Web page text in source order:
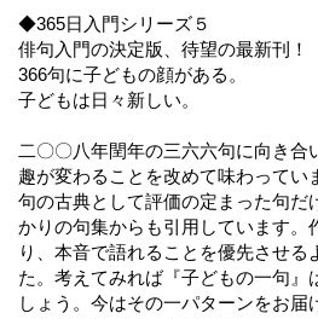
◆365日入門シリーズ５
俳句入門の決定版、待望の最新刊！
366句に子どもの顔がある。
子どもは日々新しい。
二〇〇八年閏年の三六六句に向き合
趣が変わることを改めて味わってい
句の古典として評価の定まった句だ
かりの句集からも引用しています。
り、本音で語れることを優先させる
た。考えてみれば『子どもの一句』
しょう。今はその一パターンをお届